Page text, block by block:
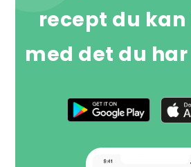
recept du
med det du